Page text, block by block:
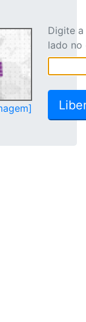
Digite
lado no